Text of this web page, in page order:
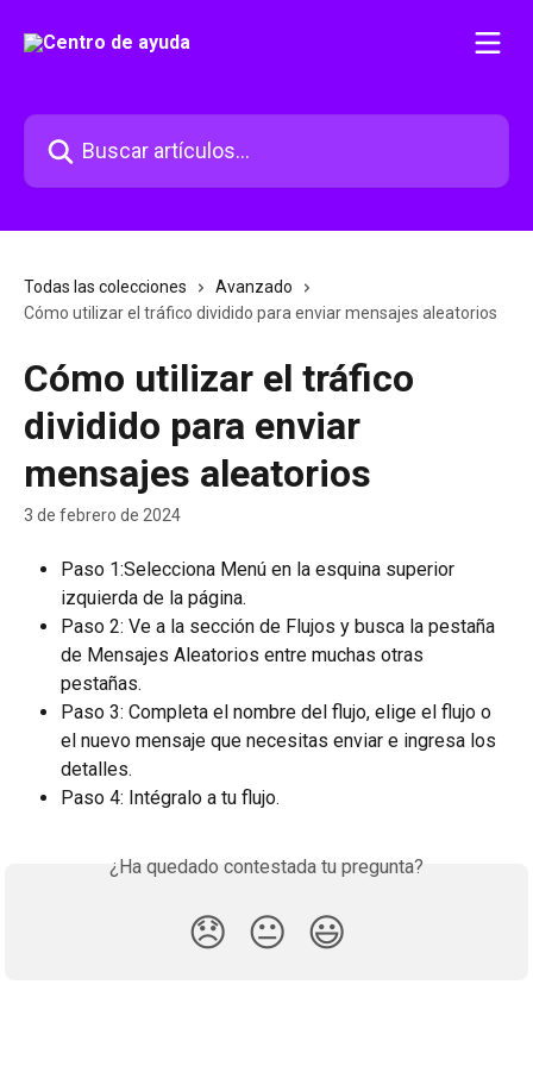
Buscar artículos...
Todas las colecciones
Avanzado
Cómo utilizar el tráfico dividido para enviar mensajes aleatorios
Cómo utilizar el tráfico
dividido para enviar
mensajes aleatorios
3 de febrero de 2024
Paso 1:Selecciona Menú en la esquina superior
izquierda de la página.
Paso 2: Ve a la sección de Flujos y busca la pestaña
de Mensajes Aleatorios entre muchas otras
pestañas.
Paso 3: Completa el nombre del flujo, elige el flujo o
el nuevo mensaje que necesitas enviar e ingresa los
detalles.
Paso 4: Intégralo a tu flujo.
¿Ha quedado contestada tu pregunta?
😞 😐 😃